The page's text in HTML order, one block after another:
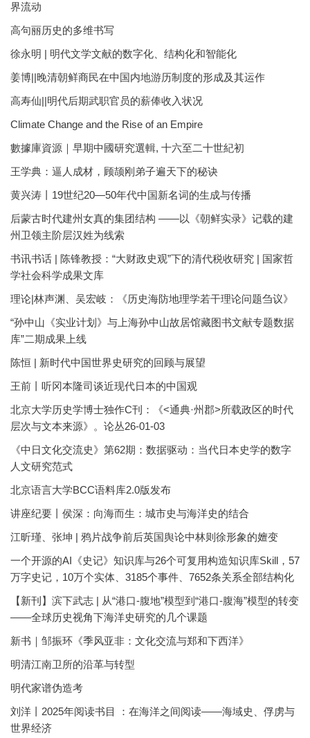
界流动
高句丽历史的多维书写
徐永明 | 明代文学文献的数字化、结构化和智能化
姜博||晚清朝鲜商民在中国内地游历制度的形成及其运作
高寿仙||明代后期武职官员的薪俸收入状况
Climate Change and the Rise of an Empire
數據庫資源｜早期中國研究選輯, 十六至二十世紀初
王学典：逼人成材，顾颉刚弟子遍天下的秘诀
黄兴涛丨19世纪20—50年代中国新名词的生成与传播
后蒙古时代建州女真的集团结构 ——以《朝鲜实录》记载的建
州卫领主阶层汉姓为线索
书讯书话 | 陈锋教授：“大财政史观”下的清代税收研究 | 国家哲
学社会科学成果文库
理论|林声渊、吴宏岐：《历史海防地理学若干理论问题刍议》
“孙中山《实业计划》与上海孙中山故居馆藏图书文献专题数据
库”二期成果上线
陈恒 | 新时代中国世界史研究的回顾与展望
王前丨听冈本隆司谈近现代日本的中国观
北京大学历史学博士独作C刊：《<通典·州郡>所载政区的时代
层次与文本来源》。论丛26-01-03
《中日文化交流史》第62期：数据驱动：当代日本史学的数字
人文研究范式
北京语言大学BCC语料库2.0版发布
讲座纪要丨侯深：向海而生：城市史与海洋史的结合
江昕瑾、张坤 | 鸦片战争前后英国舆论中林则徐形象的嬗变
一个开源的AI《史记》知识库与26个可复用构造知识库Skill，57
万字史记，10万个实体、3185个事件、7652条关系全部结构化
【新刊】滨下武志 | 从“港口-腹地”模型到“港口-腹海”模型的转变
——全球历史视角下海洋史研究的几个课题
新书｜邹振环《季风亚非：文化交流与郑和下西洋》
明清江南卫所的沿革与转型
明代家谱伪造考
刘洋丨2025年阅读书目 ：在海洋之间阅读——海域史、俘虏与
世界经济